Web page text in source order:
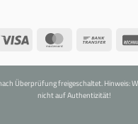
Visa MasterCardBank
Überprüfung freigeschaltet. Hinweis:
nicht auf Authentizität!